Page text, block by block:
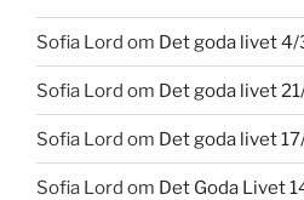
Sofia Lord om Det goda livet
Sofia Lord om Det goda livet
Sofia Lord om Det goda livet
Sofia Lord om Det Goda Livet